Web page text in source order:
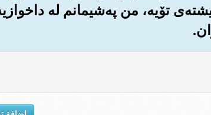
تۆیه‌، من په‌شیمانم له